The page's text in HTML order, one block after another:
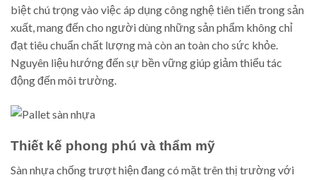
biệt chú trọng vào việc áp dụng công nghệ tiên tiến trong sản
xuất, mang đến cho người dùng những sản phẩm không chỉ
đạt tiêu chuẩn chất lượng mà còn an toàn cho sức khỏe.
Nguyên liệu hướng đến sự bền vững giúp giảm thiểu tác
động đến môi trường.
Thiết kế phong phú và thẩm mỹ
Sàn nhựa chống trượt hiện đang có mặt trên thị trường với